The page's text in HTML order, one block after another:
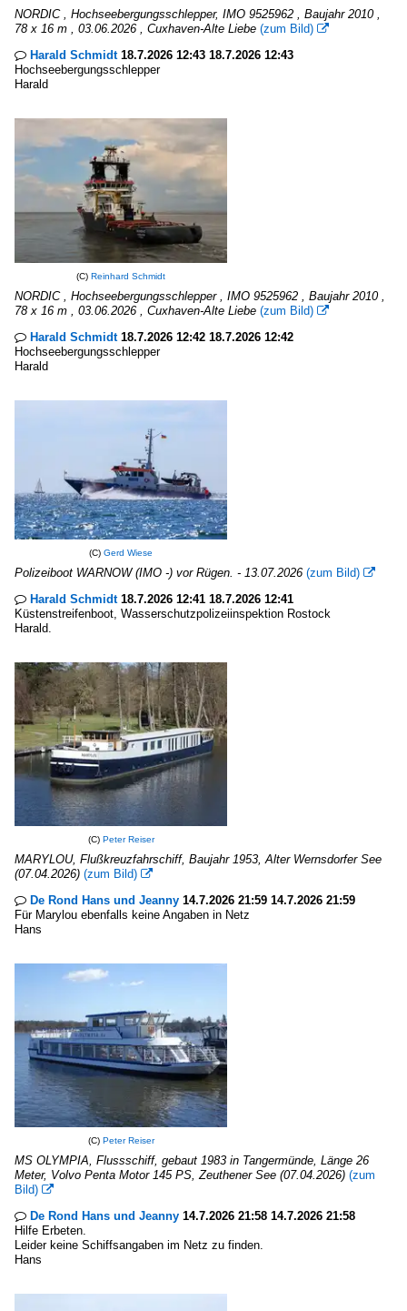
NORDIC , Hochseebergungsschlepper, IMO 9525962 , Baujahr 2010 ,
78 x 16 m , 03.06.2026 , Cuxhaven-Alte Liebe (zum Bild) 
 Harald Schmidt18.7.2026 12:43 18.7.2026 12:43
Hochseebergungsschlepper
Harald
(C) Reinhard Schmidt
NORDIC , Hochseebergungsschlepper , IMO 9525962 , Baujahr 2010 ,
78 x 16 m , 03.06.2026 , Cuxhaven-Alte Liebe (zum Bild) 
 Harald Schmidt18.7.2026 12:42 18.7.2026 12:42
Hochseebergungsschlepper
Harald
(C) Gerd Wiese
Polizeiboot WARNOW (IMO -) vor Rügen. - 13.07.2026 (zum Bild) 
 Harald Schmidt18.7.2026 12:41 18.7.2026 12:41
Küstenstreifenboot, Wasserschutzpolizeiinspektion Rostock
Harald.
(C) Peter Reiser
MARYLOU, Flußkreuzfahrschiff, Baujahr 1953, Alter Wernsdorfer See
(07.04.2026) (zum Bild) 
 De Rond Hans und Jeanny 14.7.2026 21:59 14.7.2026 21:59
Für Marylou ebenfalls keine Angaben in Netz
Hans
(C) Peter Reiser
MS OLYMPIA, Flussschiff, gebaut 1983 in Tangermünde, Länge 26
Meter, Volvo Penta Motor 145 PS, Zeuthener See (07.04.2026) (zum
Bild) 
 De Rond Hans und Jeanny 14.7.2026 21:58 14.7.2026 21:58
Hilfe Erbeten.
Leider keine Schiffsangaben im Netz zu finden.
Hans